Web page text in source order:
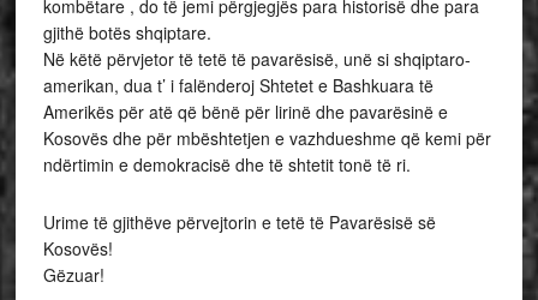
kombëtare , do të jemi përgjegjës para historisë dhe para
gjithë botës shqiptare.
Në këtë përvjetor të tetë të pavarësisë, unë si shqiptaro-
amerikan, dua t’ i falënderoj Shtetet e Bashkuara të
Amerikës për atë që bënë për lirinë dhe pavarësinë e
Kosovës dhe për mbështetjen e vazhdueshme që kemi për
ndërtimin e demokracisë dhe të shtetit tonë të ri.
Urime të gjithëve përvejtorin e tetë të Pavarësisë së
Kosovës!
Gëzuar!